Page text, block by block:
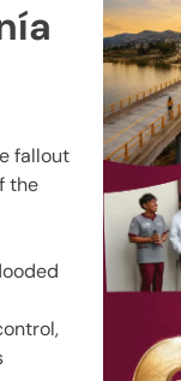
fallout
the